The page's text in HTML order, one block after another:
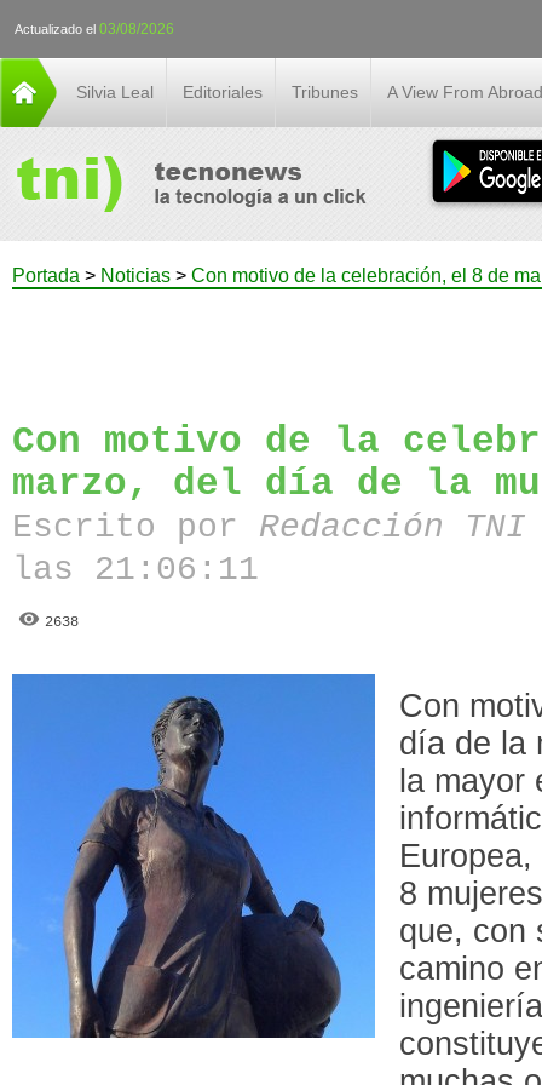
Actualizado el 03/08/2026
Silvia Leal Editoriales Tribunes A View From Abroad
Portada > Noticias > Con motivo de la celebración, el 8 de
Con motivo de la
marzo, del día de la
Escrito por Redacción
las 21:06:11
2638
Con
día de la
la mayor
8
que, con
camino